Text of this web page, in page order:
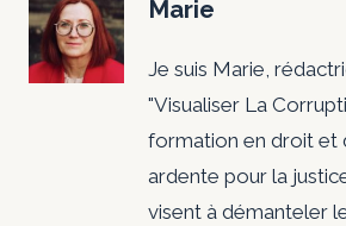
Marie
Je suis Marie,
"Visualiser La
formation en droit et
ardente pour la
visent à démanteler